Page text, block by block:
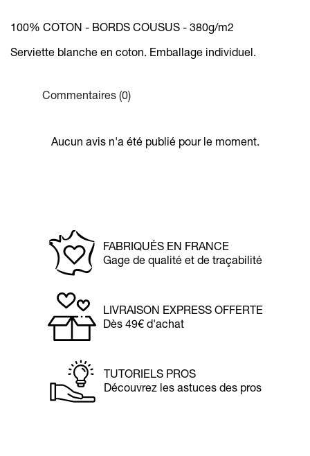
100% COTON - BORDS COUSUS - 380g/m2
Serviette blanche en coton. Emballage individuel.
Commentaires (0)
Aucun avis n'a été publié pour le moment.
FABRIQUÉS EN FRANCE
Gage de qualité et de traçabilité
LIVRAISON EXPRESS OFFERTE
Dès 49€ d'achat
TUTORIELS PROS
Découvrez les astuces des pros